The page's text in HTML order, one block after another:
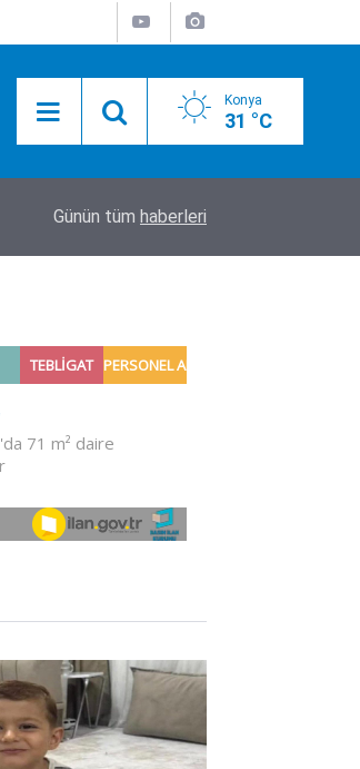
Konya
31 °C
Selçuklu'da 7 bölge sıcak asfaltla buluştu
Günün tüm haberleri